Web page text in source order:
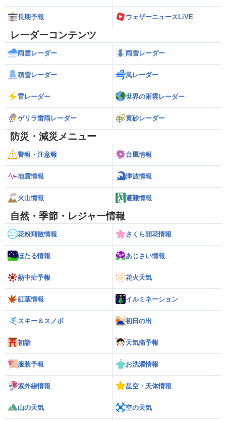
長期予報 ウェザーニュースLiVE
レーダーコンテンツ
雨雲レーダー 雨雪レーダー
積雪レーダー 風レーダー
雷レーダー 世界の雨雲レーダー
ゲリラ雷雨レーダー 黄砂レーダー
防災・減災メニュー
警報・注意報 台風情報
地震情報 津波情報
火山情報 避難情報
自然・季節・レジャー情報
花粉飛散情報 さくら開花情報
ほたる情報 あじさい情報
熱中症予報 花火天気
紅葉情報 イルミネーション
スキー＆スノボ 初日の出
初詣 天気痛予報
服装予報 お洗濯情報
紫外線情報 星空・天体情報
山の天気 空の天気